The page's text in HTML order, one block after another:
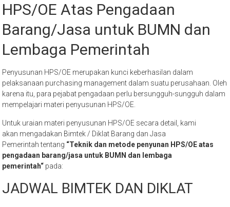
HPS/OE Atas Pengadaan
Barang/Jasa untuk BUMN dan
Lembaga Pemerintah
Penyusunan HPS/OE merupakan kunci keberhasilan dalam
pelaksanaan purchasing management dalam suatu perusahaan. Oleh
karena itu, para pejabat pengadaan perlu bersungguh-sungguh dalam
mempelajari materi penyusunan HPS/OE.
Untuk uraian materi penyusunan HPS/OE secara detail, kami
akan mengadakan Bimtek / Diklat Barang dan Jasa
Pemerintah tentang “Teknik dan metode penyunan HPS/OE atas
pengadaan barang/jasa untuk BUMN dan lembaga
pemerintah“ pada:
JADWAL BIMTEK DAN DIKLAT